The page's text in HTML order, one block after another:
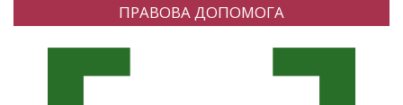
ПРАВОВА ДОПОМОГА